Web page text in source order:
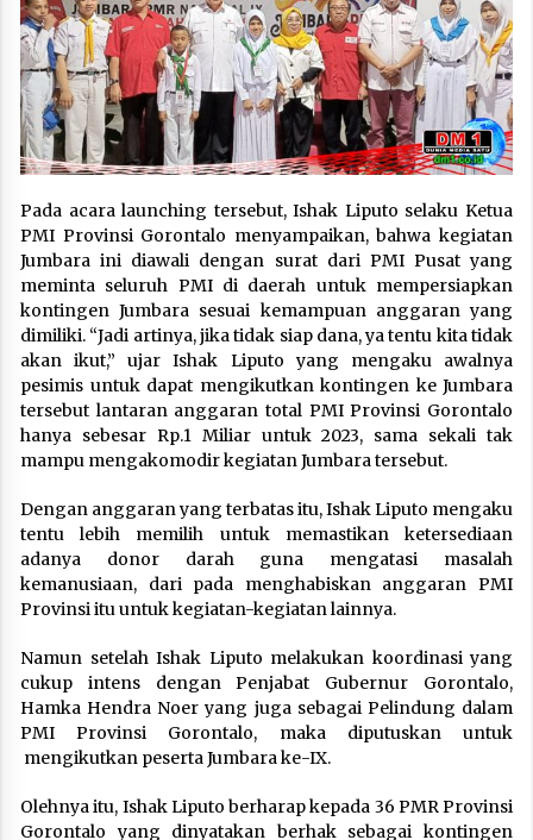
Pada acara launching tersebut, Ishak Liputo selaku Ketua
PMI Provinsi Gorontalo menyampaikan, bahwa kegiatan
Jumbara ini diawali dengan surat dari PMI Pusat yang
meminta seluruh PMI di daerah untuk mempersiapkan
kontingen Jumbara sesuai kemampuan anggaran yang
dimiliki. “Jadi artinya, jika tidak siap dana, ya tentu kita tidak
akan ikut,” ujar Ishak Liputo yang mengaku awalnya
pesimis untuk dapat mengikutkan kontingen ke Jumbara
tersebut lantaran anggaran total PMI Provinsi Gorontalo
hanya sebesar Rp.1 Miliar untuk 2023, sama sekali tak
mampu mengakomodir kegiatan Jumbara tersebut.
Dengan anggaran yang terbatas itu, Ishak Liputo mengaku
tentu lebih memilih untuk memastikan ketersediaan
adanya donor darah guna mengatasi masalah
kemanusiaan, dari pada menghabiskan anggaran PMI
Provinsi itu untuk kegiatan-kegiatan lainnya.
Namun setelah Ishak Liputo melakukan koordinasi yang
cukup intens dengan Penjabat Gubernur Gorontalo,
Hamka Hendra Noer yang juga sebagai Pelindung dalam
PMI Provinsi Gorontalo, maka diputuskan untuk
mengikutkan peserta Jumbara ke-IX.
Olehnya itu, Ishak Liputo berharap kepada 36 PMR Provinsi
Gorontalo yang dinyatakan berhak sebagai kontingen